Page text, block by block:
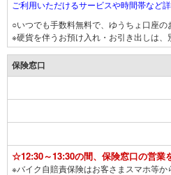
ご利用いただけるサービスや時間帯など
○いつでも手数料無料で、ゆうちょ口座の
※硬貨を伴うお預け入れ・お引き出しは、
保険窓口
☆12:30～13:30の間、保険窓口の営業
※バイク自賠責保険はお客さまスマホ等か